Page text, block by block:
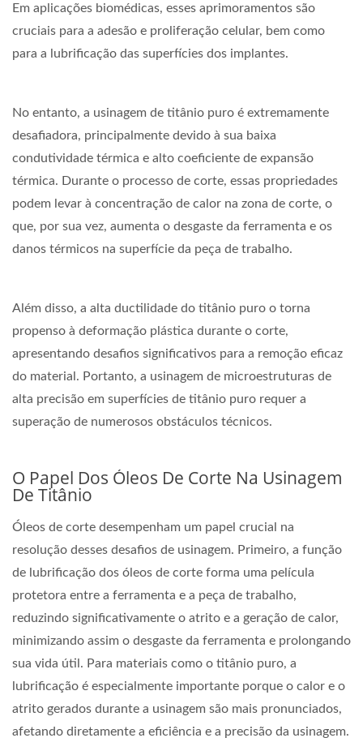
Em aplicações biomédicas, esses aprimoramentos são
cruciais para a adesão e proliferação celular, bem como
para a lubrificação das superfícies dos implantes.
No entanto, a usinagem de titânio puro é extremamente
desafiadora, principalmente devido à sua baixa
condutividade térmica e alto coeficiente de expansão
térmica. Durante o processo de corte, essas propriedades
podem levar à concentração de calor na zona de corte, o
que, por sua vez, aumenta o desgaste da ferramenta e os
danos térmicos na superfície da peça de trabalho.
Além disso, a alta ductilidade do titânio puro o torna
propenso à deformação plástica durante o corte,
apresentando desafios significativos para a remoção eficaz
do material. Portanto, a usinagem de microestruturas de
alta precisão em superfícies de titânio puro requer a
superação de numerosos obstáculos técnicos.
O Papel Dos Óleos De Corte Na Usinagem
De Titânio
Óleos de corte desempenham um papel crucial na
resolução desses desafios de usinagem. Primeiro, a função
de lubrificação dos óleos de corte forma uma película
protetora entre a ferramenta e a peça de trabalho,
reduzindo significativamente o atrito e a geração de calor,
minimizando assim o desgaste da ferramenta e prolongando
sua vida útil. Para materiais como o titânio puro, a
lubrificação é especialmente importante porque o calor e o
atrito gerados durante a usinagem são mais pronunciados,
afetando diretamente a eficiência e a precisão da usinagem.